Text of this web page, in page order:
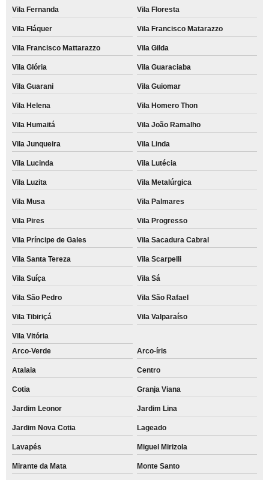
Vila Fernanda Vila Floresta
Vila Fláquer Vila Francisco Matarazzo
Vila Francisco Mattarazzo Vila Gilda
Vila Glória Vila Guaraciaba
Vila Guarani Vila Guiomar
Vila Helena Vila Homero Thon
Vila Humaitá Vila João Ramalho
Vila Junqueira Vila Linda
Vila Lucinda Vila Lutécia
Vila Luzita Vila Metalúrgica
Vila Musa Vila Palmares
Vila Pires Vila Progresso
Vila Príncipe de Gales Vila Sacadura Cabral
Vila Santa Tereza Vila Scarpelli
Vila Suíça Vila Sá
Vila São Pedro Vila São Rafael
Vila Tibiriçá Vila Valparaíso
Vila Vitória
Arco-Verde
Arco-íris
Atalaia Centro
Cotia Granja Viana
Jardim Leonor Jardim Lina
Jardim Nova Cotia Lageado
Lavapés Miguel Mirizola
Mirante da Mata Monte Santo